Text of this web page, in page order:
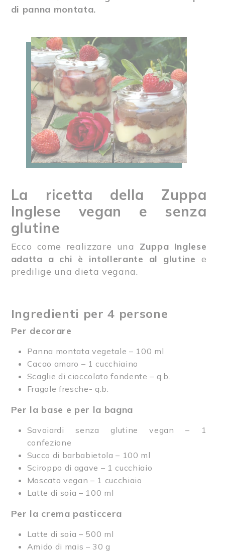
di panna montata.
La ricetta della Zuppa
Inglese vegan e senza
glutine
Ecco come realizzare una Zuppa Inglese
adatta a chi è intollerante al glutine e
predilige una dieta vegana.
Ingredienti per 4 persone
Per decorare
Panna montata vegetale – 100 ml
Cacao amaro – 1 cucchiaino
Scaglie di cioccolato fondente – q.b.
Fragole fresche- q.b.
Per la base e per la bagna
Savoiardi senza glutine vegan – 1
confezione
Succo di barbabietola – 100 ml
Sciroppo di agave – 1 cucchiaio
Moscato vegan – 1 cucchiaio
Latte di soia – 100 ml
Per la crema pasticcera
Latte di soia – 500 ml
Amido di mais – 30 g